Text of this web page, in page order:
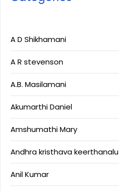
A D Shikhamani
A R stevenson
A.B. Masilamani
Akumarthi Daniel
Amshumathi Mary
Andhra kristhava keerthanalu
Anil Kumar